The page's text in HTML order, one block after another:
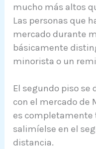
mucho más altos
Las personas que
mercado durante
básicamente
minorista o un
El segundo piso se
con el mercado de
es completamente
salimíelse en el
distancia.